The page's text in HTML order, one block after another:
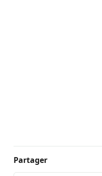
Partager